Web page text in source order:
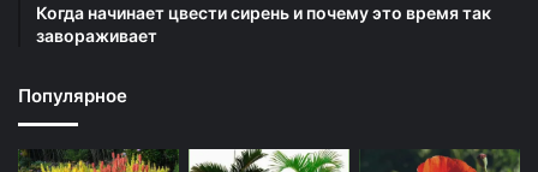
Когда начинает цвести сирень и почему это время так
завораживает
Популярное